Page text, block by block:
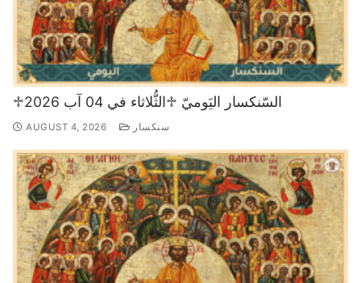
♱السّنكسار اليَوميّ ♱الثُّلاثاء في 04 آب 2026
AUGUST 4, 2026 سنكسار